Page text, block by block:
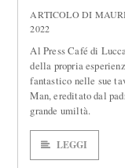
ARTICOLO DI
2022
Al Press Café di
della propria
fantastico nelle sue
Man, ereditato dal
grande umiltà.
LEGGI